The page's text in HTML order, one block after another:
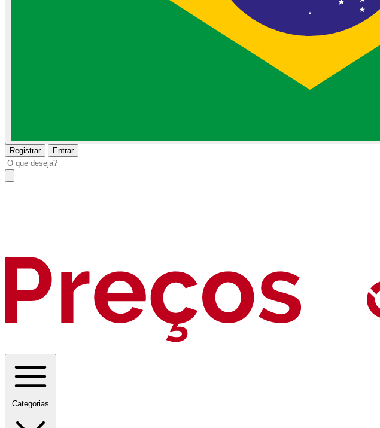
Registrar Entrar
Categorias